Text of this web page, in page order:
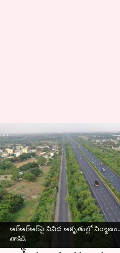
ఆర్‌ఆర్‌ఆర్‌పై వివిధ ఆకృతుల్లో
తాకిడి
RRR: ఆర్‌ఆర్‌ఆర్‌పై
నిర్మాణం.. రాజధానికి
వాహనాల తాకిడి
వ్రాసిన వారు Sirish Praharaju Jan 01, 2025
ఈ వార్తాకథనం ఏంటి
ప్రాంతీయ వలయ
నిర్మించబోయే నాలుగు